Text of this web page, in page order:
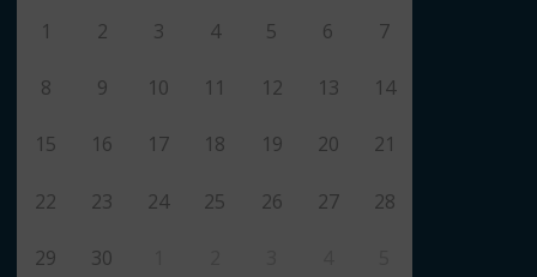
1 2 3 4 5 6 7
8 9 10 11 12 13 14
15 16 17 18 19 20 21
22 23 24 25 26 27 28
29 30